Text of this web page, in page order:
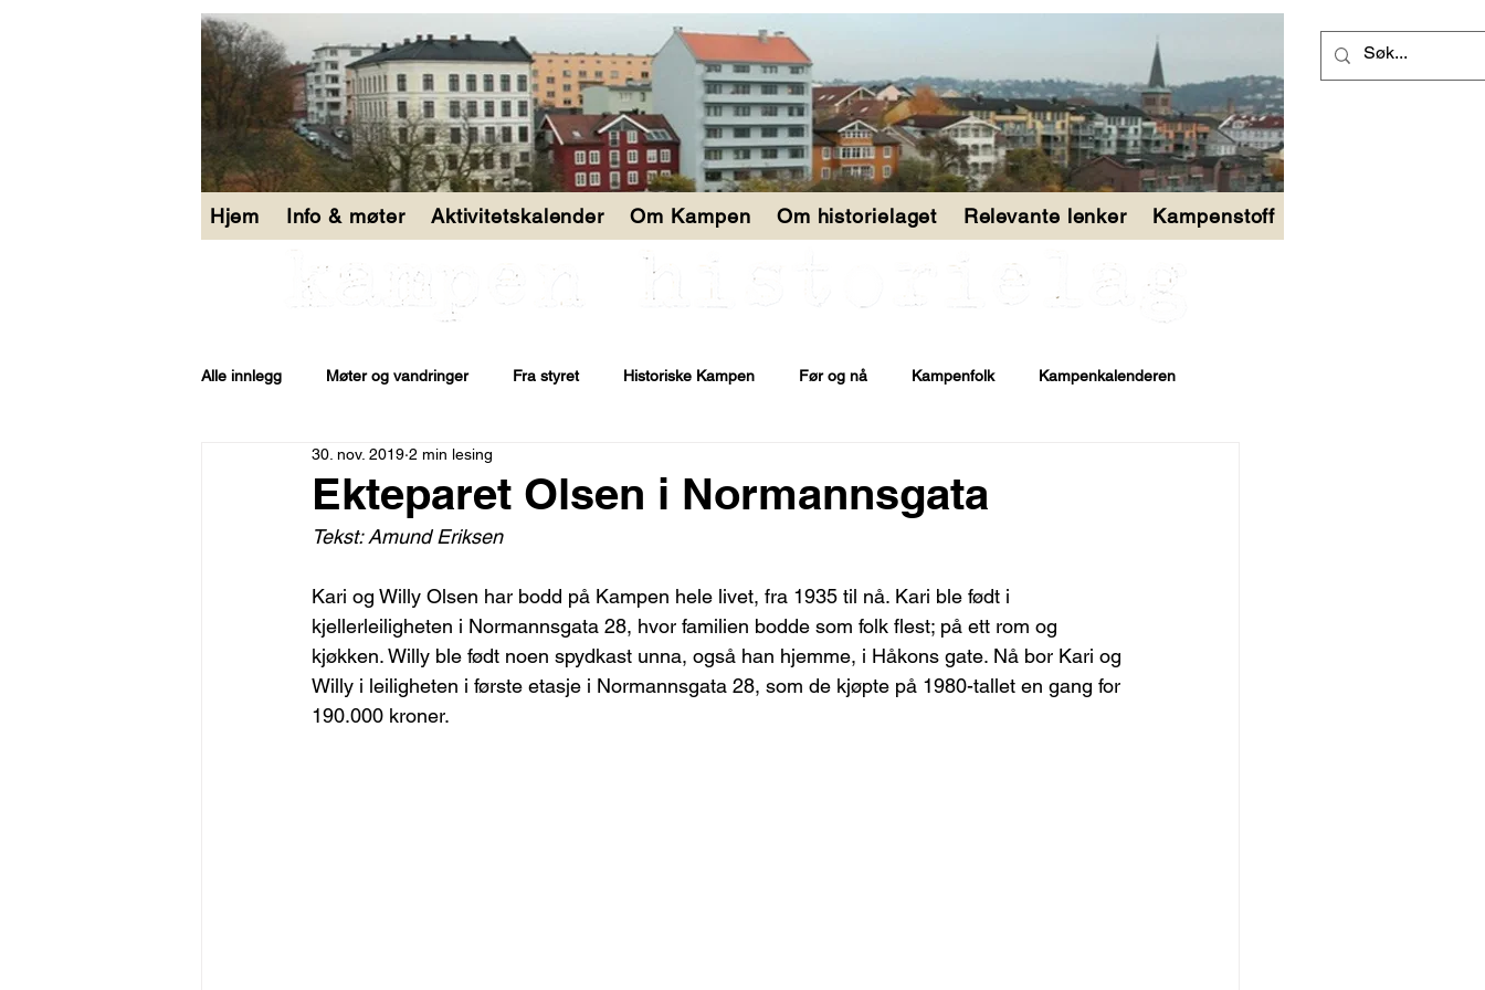
Hjem Info & møter Aktivitetskalender Om Kampen Om historielaget Relevante lenker Kampenstoff
Alle innlegg Møter og vandringer Fra styret Historiske Kampen Før og nå Kampenfolk Kampenkalenderen
Åpen bakgård
Ekteparet Olsen i Normannsgata
30. nov. 2019 2 min lesing
Tekst: Amund Eriksen
Kari og Willy Olsen har bodd på Kampen hele livet, fra 1935 til nå. Kari ble født i
kjellerleiligheten i Normannsgata 28, hvor familien bodde som folk flest; på ett rom og
kjøkken. Willy ble født noen spydkast unna, også han hjemme, i Håkons gate. Nå bor Kari og
Willy i leiligheten i første etasje i Normannsgata 28, som de kjøpte på 1980-tallet en gang for
190.000 kroner.